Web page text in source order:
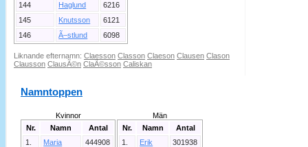
144
Haglund
6216
145
Knutsson
6121
146
Ã–stlund 6098
Liknande efternamn:Claesson Classon Claeson Clausen Clason
Clausson ClausÃ©n ClaÃ©sson Caliskan
Namntoppen
Kvinnor
Nr.
Namn
Antal
1.
Maria
444908
Män
Nr.
Namn
Antal
1.
Erik
301938